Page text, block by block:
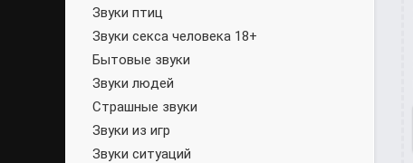
Звуки птиц
Звуки секса человека 18+
Бытовые звуки
Звуки людей
Страшные звуки
Звуки из игр
Звуки ситуаций